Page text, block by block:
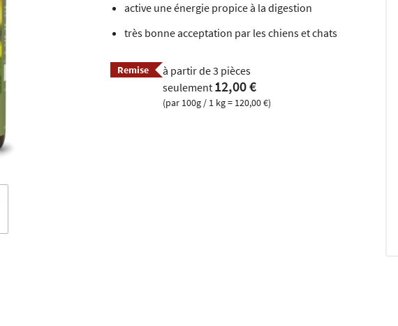
active une énergie propice à la digestion
très bonne acceptation par les chiens et chats
Remise
à partir de 3 pièces
seulement 12,00 €
(par 100g / 1 kg = 120,00 €)